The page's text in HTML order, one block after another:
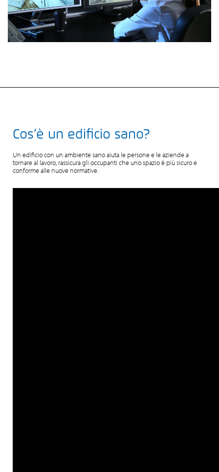
Cos’è un edificio sano?
Un edificio con un ambiente sano aiuta le persone e le aziende a
tornare al lavoro, rassicura gli occupanti che uno spazio è più sicuro e
conforme alle nuove normative.